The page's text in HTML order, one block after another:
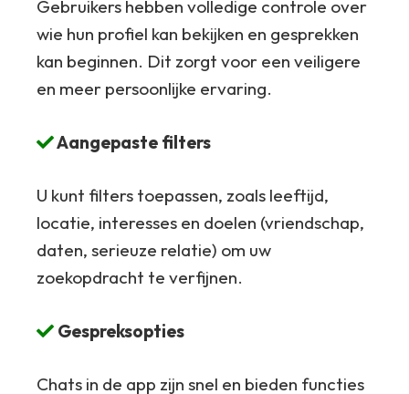
Gebruikers hebben volledige controle over
wie hun profiel kan bekijken en gesprekken
kan beginnen. Dit zorgt voor een veiligere
en meer persoonlijke ervaring.
Aangepaste filters
U kunt filters toepassen, zoals leeftijd,
locatie, interesses en doelen (vriendschap,
daten, serieuze relatie) om uw
zoekopdracht te verfijnen.
Gespreksopties
Chats in de app zijn snel en bieden functies